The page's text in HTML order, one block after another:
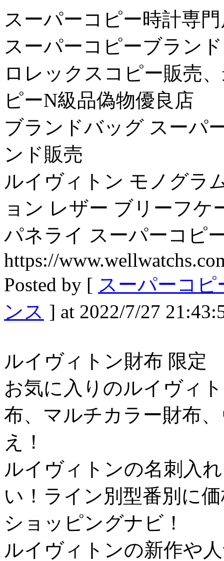
スーパーコピー時計専
スーパーコピーブラン
ロレックスコピー販売
ピーN級品偽物優良店
ブランドバッグ スーパ
ンド販売
ルイヴィトン モノグラ
ョン レザー ブリーフケ
パネライ スーパーコピ
https://
Posted by [ スーパーコ
ンス ] at 2022/7/27
ルイヴィトン財布 限定
お気に入りのルイヴィ
布、マルチカラー財布
え！
ルイヴィトンの名刺入
い！ライン別型番別に
ショッピングナビ！
ルイヴィトンの新作や